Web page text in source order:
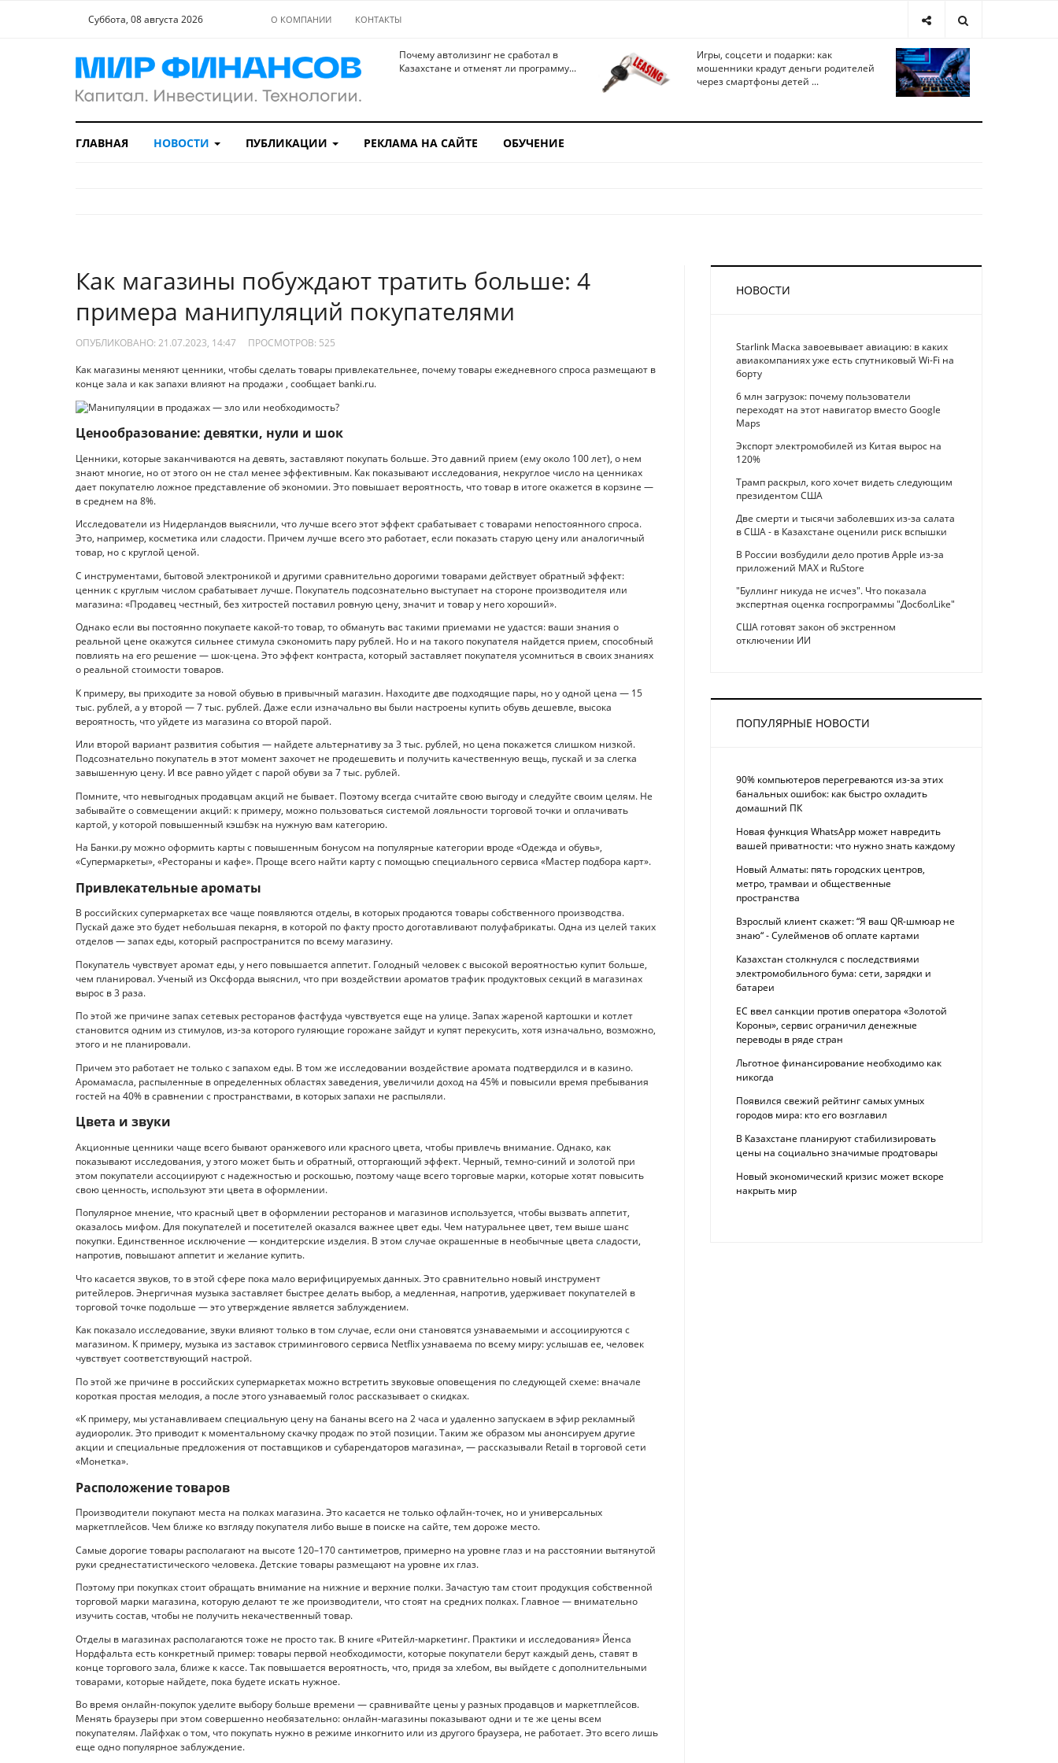
Суббота, 08 августа 2026 О КОМПАНИИ КОНТАКТЫ
Почему автолизинг не сработал в
Казахстане и отменят ли программу...
Игры, соцсети и подарки: как
мошенники крадут деньги родителей
через смартфоны детей ...
ГЛАВНАЯ НОВОСТИ ПУБЛИКАЦИИ РЕКЛАМА НА САЙТЕ ОБУЧЕНИЕ
Как магазины побуждают тратить больше: 4
примера манипуляций покупателями
ОПУБЛИКОВАНО: 21.07.2023, 14:47 ПРОСМОТРОВ: 525
Как магазины меняют ценники, чтобы сделать товары привлекательнее, почему товары ежедневного спроса размещают в
конце зала и как запахи влияют на продажи , сообщает banki.ru.
Ценообразование: девятки, нули и шок
Ценники, которые заканчиваются на девять, заставляют покупать больше. Это давний прием (ему около 100 лет), о нем
знают многие, но от этого он не стал менее эффективным. Как показывают исследования, некруглое число на ценниках
дает покупателю ложное представление об экономии. Это повышает вероятность, что товар в итоге окажется в корзине —
в среднем на 8%.
Исследователи из Нидерландов выяснили, что лучше всего этот эффект срабатывает с товарами непостоянного спроса.
Это, например, косметика или сладости. Причем лучше всего это работает, если показать старую цену или аналогичный
товар, но с круглой ценой.
С инструментами, бытовой электроникой и другими сравнительно дорогими товарами действует обратный эффект:
ценник с круглым числом срабатывает лучше. Покупатель подсознательно выступает на стороне производителя или
магазина: «Продавец честный, без хитростей поставил ровную цену, значит и товар у него хороший».
Однако если вы постоянно покупаете какой-то товар, то обмануть вас такими приемами не удастся: ваши знания о
реальной цене окажутся сильнее стимула сэкономить пару рублей. Но и на такого покупателя найдется прием, способный
повлиять на его решение — шок-цена. Это эффект контраста, который заставляет покупателя усомниться в своих знаниях
о реальной стоимости товаров.
К примеру, вы приходите за новой обувью в привычный магазин. Находите две подходящие пары, но у одной цена — 15
тыс. рублей, а у второй — 7 тыс. рублей. Даже если изначально вы были настроены купить обувь дешевле, высока
вероятность, что уйдете из магазина со второй парой.
Или второй вариант развития события — найдете альтернативу за 3 тыс. рублей, но цена покажется слишком низкой.
Подсознательно покупатель в этот момент захочет не продешевить и получить качественную вещь, пускай и за слегка
завышенную цену. И все равно уйдет с парой обуви за 7 тыс. рублей.
Помните, что невыгодных продавцам акций не бывает. Поэтому всегда считайте свою выгоду и следуйте своим целям. Не
забывайте о совмещении акций: к примеру, можно пользоваться системой лояльности торговой точки и оплачивать
картой, у которой повышенный кэшбэк на нужную вам категорию.
На Банки.ру можно оформить карты с повышенным бонусом на популярные категории вроде «Одежда и обувь»,
«Супермаркеты», «Рестораны и кафе». Проще всего найти карту с помощью специального сервиса «Мастер подбора карт».
Привлекательные ароматы
В российских супермаркетах все чаще появляются отделы, в которых продаются товары собственного производства.
Пускай даже это будет небольшая пекарня, в которой по факту просто доготавливают полуфабрикаты. Одна из целей таких
отделов — запах еды, который распространится по всему магазину.
Покупатель чувствует аромат еды, у него повышается аппетит. Голодный человек с высокой вероятностью купит больше,
чем планировал. Ученый из Оксфорда выяснил, что при воздействии ароматов трафик продуктовых секций в магазинах
вырос в 3 раза.
По этой же причине запах сетевых ресторанов фастфуда чувствуется еще на улице. Запах жареной картошки и котлет
становится одним из стимулов, из-за которого гуляющие горожане зайдут и купят перекусить, хотя изначально, возможно,
этого и не планировали.
Причем это работает не только с запахом еды. В том же исследовании воздействие аромата подтвердился и в казино.
Аромамасла, распыленные в определенных областях заведения, увеличили доход на 45% и повысили время пребывания
гостей на 40% в сравнении с пространствами, в которых запахи не распыляли.
Цвета и звуки
Акционные ценники чаще всего бывают оранжевого или красного цвета, чтобы привлечь внимание. Однако, как
показывают исследования, у этого может быть и обратный, отторгающий эффект. Черный, темно-синий и золотой при
этом покупатели ассоциируют с надежностью и роскошью, поэтому чаще всего торговые марки, которые хотят повысить
свою ценность, используют эти цвета в оформлении.
Популярное мнение, что красный цвет в оформлении ресторанов и магазинов используется, чтобы вызвать аппетит,
оказалось мифом. Для покупателей и посетителей оказался важнее цвет еды. Чем натуральнее цвет, тем выше шанс
покупки. Единственное исключение — кондитерские изделия. В этом случае окрашенные в необычные цвета сладости,
напротив, повышают аппетит и желание купить.
Что касается звуков, то в этой сфере пока мало верифицируемых данных. Это сравнительно новый инструмент
ритейлеров. Энергичная музыка заставляет быстрее делать выбор, а медленная, напротив, удерживает покупателей в
торговой точке подольше — это утверждение является заблуждением.
Как показало исследование, звуки влияют только в том случае, если они становятся узнаваемыми и ассоциируются с
магазином. К примеру, музыка из заставок стримингового сервиса Netflix узнаваема по всему миру: услышав ее, человек
чувствует соответствующий настрой.
По этой же причине в российских супермаркетах можно встретить звуковые оповещения по следующей схеме: вначале
короткая простая мелодия, а после этого узнаваемый голос рассказывает о скидках.
«К примеру, мы устанавливаем специальную цену на бананы всего на 2 часа и удаленно запускаем в эфир рекламный
аудиоролик. Это приводит к моментальному скачку продаж по этой позиции. Таким же образом мы анонсируем другие
акции и специальные предложения от поставщиков и субарендаторов магазина», — рассказывали Retail в торговой сети
«Монетка».
Расположение товаров
Производители покупают места на полках магазина. Это касается не только офлайн-точек, но и универсальных
маркетплейсов. Чем ближе ко взгляду покупателя либо выше в поиске на сайте, тем дороже место.
Самые дорогие товары располагают на высоте 120–170 сантиметров, примерно на уровне глаз и на расстоянии вытянутой
руки среднестатистического человека. Детские товары размещают на уровне их глаз.
Поэтому при покупках стоит обращать внимание на нижние и верхние полки. Зачастую там стоит продукция собственной
торговой марки магазина, которую делают те же производители, что стоят на средних полках. Главное — внимательно
изучить состав, чтобы не получить некачественный товар.
Отделы в магазинах располагаются тоже не просто так. В книге «Ритейл-маркетинг. Практики и исследования» Йенса
Нордфальта есть конкретный пример: товары первой необходимости, которые покупатели берут каждый день, ставят в
конце торгового зала, ближе к кассе. Так повышается вероятность, что, придя за хлебом, вы выйдете с дополнительными
товарами, которые найдете, пока будете искать нужное.
Во время онлайн-покупок уделите выбору больше времени — сравнивайте цены у разных продавцов и маркетплейсов.
Менять браузеры при этом совершенно необязательно: онлайн-магазины показывают одни и те же цены всем
покупателям. Лайфхак о том, что покупать нужно в режиме инкогнито или из другого браузера, не работает. Это всего лишь
еще одно популярное заблуждение.
НОВОСТИ
Starlink Маска завоевывает авиацию: в каких
авиакомпаниях уже есть спутниковый Wi-Fi на
борту
6 млн загрузок: почему пользователи
переходят на этот навигатор вместо Google
Maps
Экспорт электромобилей из Китая вырос на
120%
Трамп раскрыл, кого хочет видеть следующим
президентом США
Две смерти и тысячи заболевших из-за салата
в США - в Казахстане оценили риск вспышки
В России возбудили дело против Apple из-за
приложений MAX и RuStore
"Буллинг никуда не исчез". Что показала
экспертная оценка госпрограммы "ДосболLike"
США готовят закон об экстренном
отключении ИИ
ПОПУЛЯРНЫЕ НОВОСТИ
90% компьютеров перегреваются из-за этих
банальных ошибок: как быстро охладить
домашний ПК
Новая функция WhatsApp может навредить
вашей приватности: что нужно знать каждому
Новый Алматы: пять городских центров,
метро, трамваи и общественные
пространства
Взрослый клиент скажет: “Я ваш QR-шмюар не
знаю“ - Сулейменов об оплате картами
Казахстан столкнулся с последствиями
электромобильного бума: сети, зарядки и
батареи
ЕС ввел санкции против оператора «Золотой
Короны», сервис ограничил денежные
переводы в ряде стран
Льготное финансирование необходимо как
никогда
Появился свежий рейтинг самых умных
городов мира: кто его возглавил
В Казахстане планируют стабилизировать
цены на социально значимые продтовары
Новый экономический кризис может вскоре
накрыть мир